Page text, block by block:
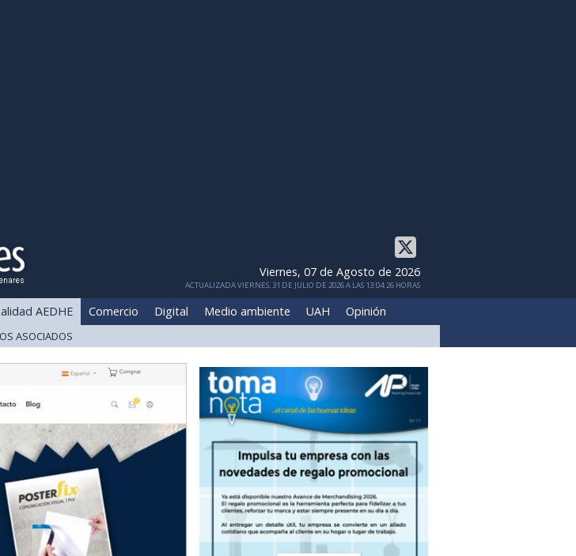
Viernes, 07 de Agosto de 2026
ACTUALIZADA VIERNES, 31 DE JULIO DE 2026 A LAS 13:04:26 HORAS
AEDHE Comercio Digital Medio ambiente UAH Opinión
ASOCIADOS